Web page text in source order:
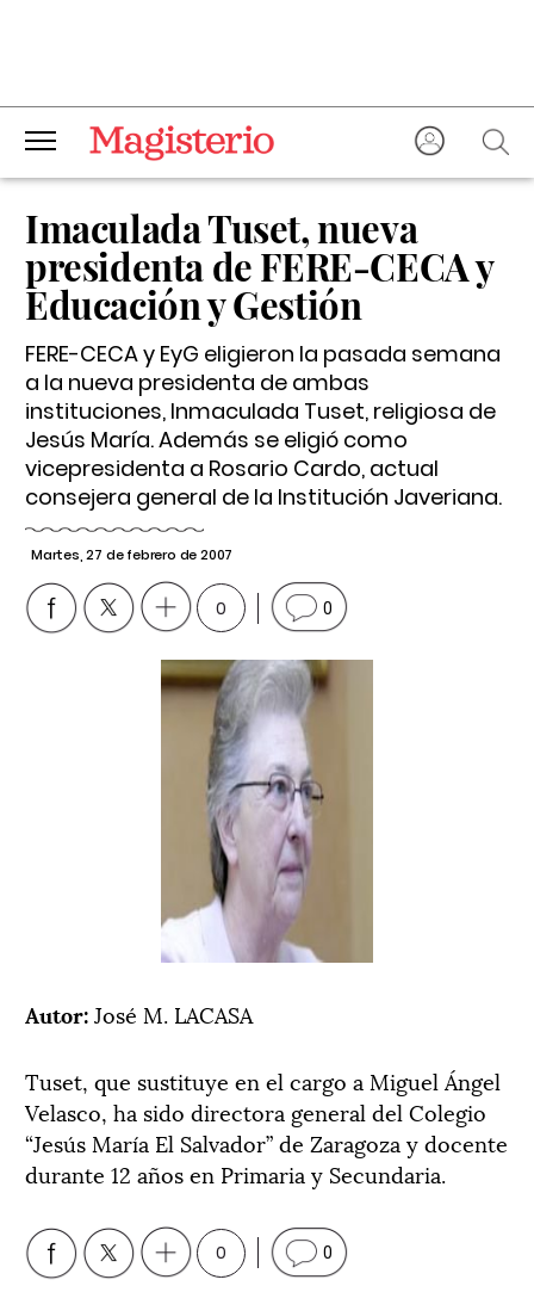
Imaculada Tuset, nueva
presidenta de FERE-CECA y
Educación y Gestión
FERE-CECA y EyG eligieron la pasada semana
a la nueva presidenta de ambas
instituciones, Inmaculada Tuset, religiosa de
Jesús María. Además se eligió como
vicepresidenta a Rosario Cardo, actual
consejera general de la Institución Javeriana.
Martes, 27 de febrero de 2007
0 0
Autor:José M. LACASA
Tuset, que sustituye en el cargo a Miguel Ángel
Velasco, ha sido directora general del Colegio
“Jesús María El Salvador” de Zaragoza y docente
durante 12 años en Primaria y Secundaria.
0 0